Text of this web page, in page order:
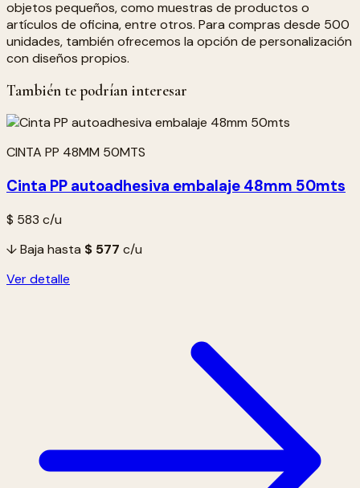
objetos pequeños, como muestras de productos o
artículos de oficina, entre otros. Para compras desde 500
unidades, también ofrecemos la opción de personalización
con diseños propios.
También te podrían interesar
CINTA PP 48MM 50MTS
Cinta PP autoadhesiva embalaje 48mm 50mts
$ 583 c/u
↓ Baja hasta $ 577 c/u
Ver detalle